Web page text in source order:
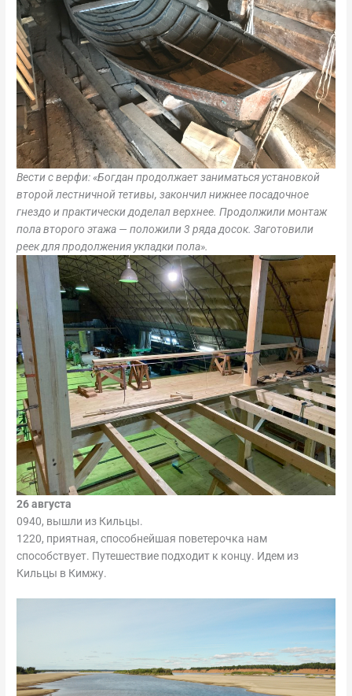
Вести с верфи: «Богдан продолжает заниматься установкой
второй лестничной тетивы, закончил нижнее посадочное
гнездо и практически доделал верхнее. Продолжили монтаж
пола второго этажа — положили 3 ряда досок. Заготовили
реек для продолжения укладки пола».
26 августа
0940, вышли из Кильцы.
1220, приятная, способнейшая поветерочка нам
способствует. Путешествие подходит к концу. Идем из
Кильцы в Кимжу.